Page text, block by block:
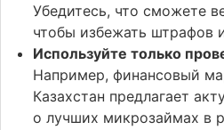
Убедитесь, что сможете
чтобы избежать штрафов
Используйте только
Например, финансовый
Казахстан предлагает
о лучших микрозаймах в